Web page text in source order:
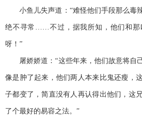
小鱼儿失声道：“难怪他们手段那么毒
绝不寻常……不过，据我所知，他们和那
呀！”
屠娇娇道：“这些年来，他们故意将自
像是肿了起来，他们两人本来比鬼还瘦，
子都变了，简直没有人再认得出他们，这
了个最好的易容之法。”